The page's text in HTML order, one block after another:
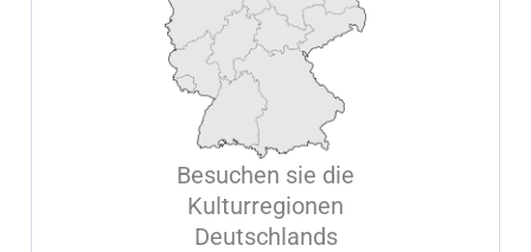
Besuchen sie die
Kulturregionen
Deutschlands